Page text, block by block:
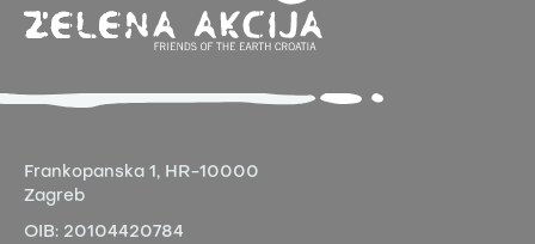
Frankopanska 1, HR-10000
Zagreb
OIB: 20104420784